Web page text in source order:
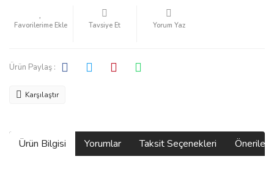
Tavsiye Et Yorum Yaz
Ürün Paylaş :
Karşılaştır
Ürün Bilgisi Yorumlar Taksit Seçenekleri